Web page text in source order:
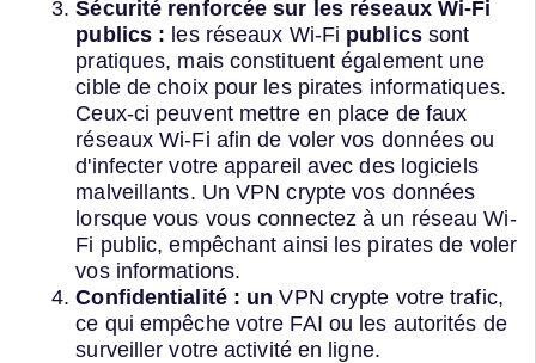
Sécurité renforcée sur les réseaux Wi-Fi
publics : les réseaux Wi-Fi publics sont
pratiques, mais constituent également une
cible de choix pour les pirates informatiques.
Ceux-ci peuvent mettre en place de faux
réseaux Wi-Fi afin de voler vos données ou
d'infecter votre appareil avec des logiciels
malveillants. Un VPN crypte vos données
lorsque vous vous connectez à un réseau Wi-
Fi public, empêchant ainsi les pirates de voler
vos informations.
Confidentialité : unVPN crypte votre trafic,
ce qui empêche votre FAI ou les autorités de
surveiller votre activité en ligne.